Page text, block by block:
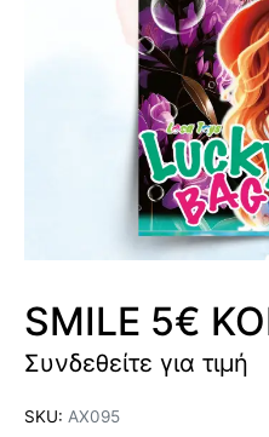
SMILE 5€
Συνδεθείτε για τιμή
SKU: AX095